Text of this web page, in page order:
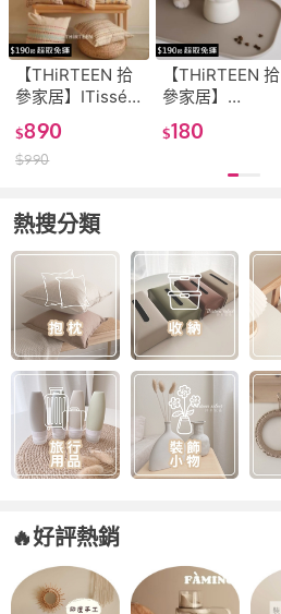
【THiRTEEN 拾
參家居】ITissé
印度純棉織紋抱
枕 (含枕芯 印度
工藝靠枕 靠墊 軟
$890
$990
【THiRTEEN 拾
參家居】
FÀMINOU．
Obrus寵物防漏
墊)
$180
熱搜分類
🔥好評熱銷